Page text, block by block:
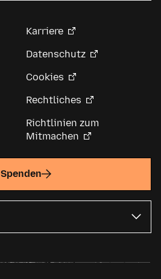
Karriere
Datenschutz
Cookies
Rechtliches
Richtlinien zum
Mitmachen
Spenden